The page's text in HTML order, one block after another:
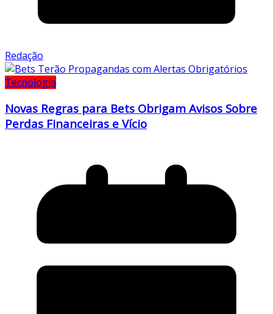
Redação
Tecnologia
Novas Regras para Bets Obrigam Avisos Sobre
Perdas Financeiras e Vício